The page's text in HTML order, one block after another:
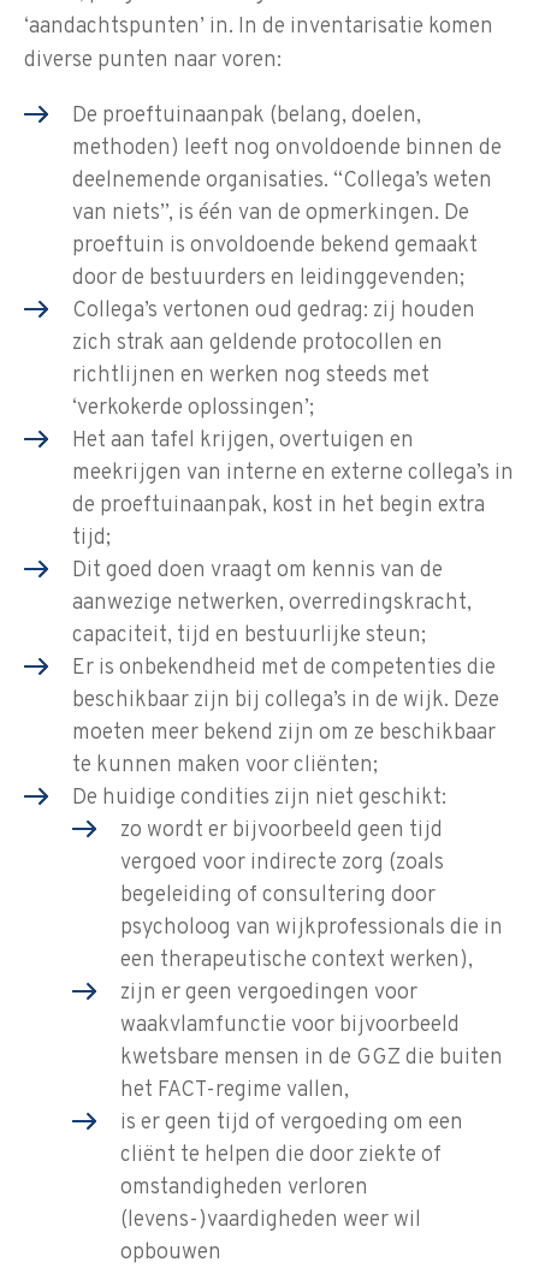
‘aandachtspunten’ in. In de inventarisatie komen
diverse punten naar voren:
De proeftuinaanpak (belang, doelen,
methoden) leeft nog onvoldoende binnen de
deelnemende organisaties. “Collega’s weten
van niets”, is één van de opmerkingen. De
proeftuin is onvoldoende bekend gemaakt
door de bestuurders en leidinggevenden;
Collega’s vertonen oud gedrag: zij houden
zich strak aan geldende protocollen en
richtlijnen en werken nog steeds met
‘verkokerde oplossingen’;
Het aan tafel krijgen, overtuigen en
meekrijgen van interne en externe collega’s in
de proeftuinaanpak, kost in het begin extra
tijd;
Dit goed doen vraagt om kennis van de
aanwezige netwerken, overredingskracht,
capaciteit, tijd en bestuurlijke steun;
Er is onbekendheid met de competenties die
beschikbaar zijn bij collega’s in de wijk. Deze
moeten meer bekend zijn om ze beschikbaar
te kunnen maken voor cliënten;
De huidige condities zijn niet geschikt:
zo wordt er bijvoorbeeld geen tijd
vergoed voor indirecte zorg (zoals
begeleiding of consultering door
psycholoog van wijkprofessionals die in
een therapeutische context werken),
zijn er geen vergoedingen voor
waakvlamfunctie voor bijvoorbeeld
kwetsbare mensen in de GGZ die buiten
het FACT-regime vallen,
is er geen tijd of vergoeding om een
cliënt te helpen die door ziekte of
omstandigheden verloren
(levens-)vaardigheden weer wil
opbouwen